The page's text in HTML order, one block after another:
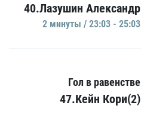
40.Лазушин Александр
2 минуты / 23:03 - 25:03
Гол в равенстве
47.Кейн Кори(2)